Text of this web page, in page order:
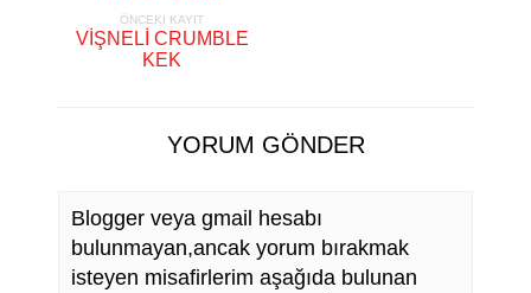
ÖNCEKI KAYIT
VİŞNELİ CRUMBLE
KEK
YORUM GÖNDER
Blogger veya gmail hesabı
bulunmayan,ancak yorum bırakmak
isteyen misafirlerim aşağıda bulunan